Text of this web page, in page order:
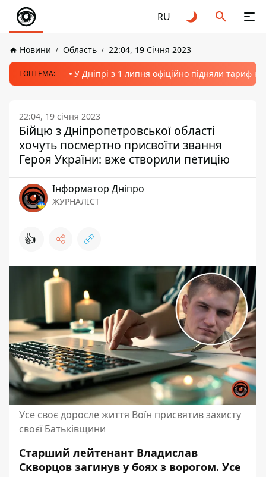
RU
Новини Область 22:04, 19 Січня 2023
ТОПТЕМА: У Дніпрі з 1 липня офіційно підняли тариф
22:04, 19 січня 2023
Бійцю з Дніпропетровської області
хочуть посмертно присвоїти звання
Героя України: вже створили петицію
Інформатор Дніпро
ЖУРНАЛІСТ
👍
Усе своє доросле життя Воїн присвятив захисту
своєї Батьківщини
Старший лейтенант Владислав
Скворцов загинув у боях з ворогом. Усе